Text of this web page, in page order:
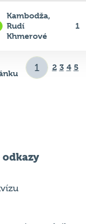
Kambodža,
Rudí
Khmerové
1
2 3 4 5
odkazy